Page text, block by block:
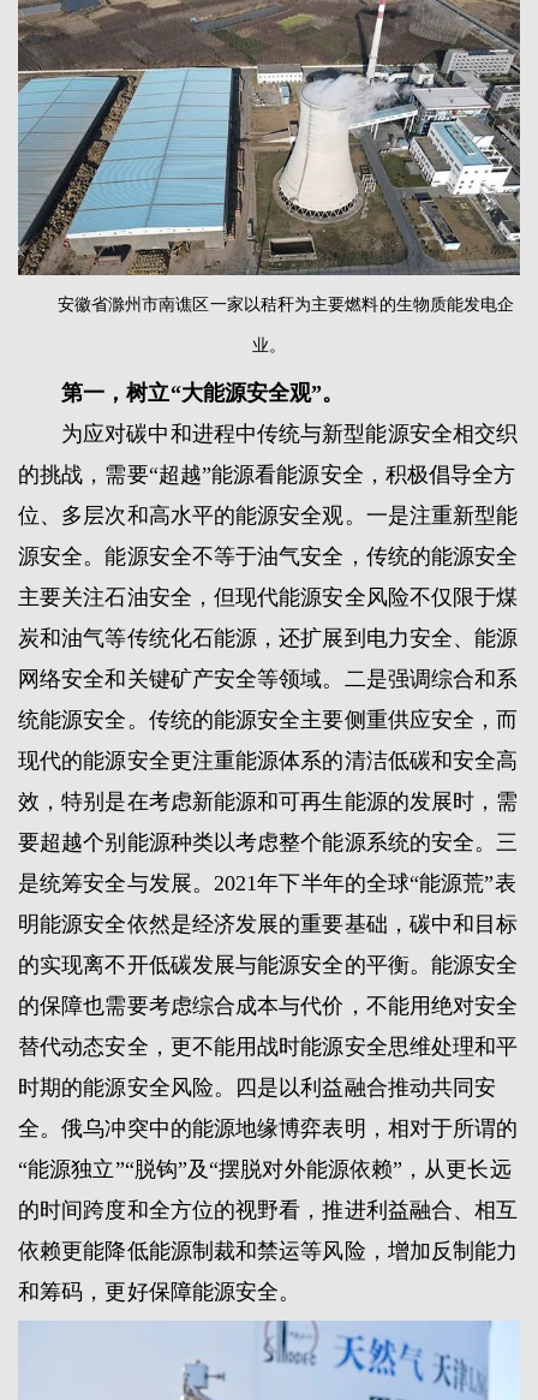
安徽省滁州市南谯区一家以秸秆为主要燃料的生物质能发电企
业。
第一，树立“大能源安全观”。
为应对碳中和进程中传统与新型能源安全相交织
的挑战，需要“超越”能源看能源安全，积极倡导全方
位、多层次和高水平的能源安全观。一是注重新型能
源安全。能源安全不等于油气安全，传统的能源安全
主要关注石油安全，但现代能源安全风险不仅限于煤
炭和油气等传统化石能源，还扩展到电力安全、能源
网络安全和关键矿产安全等领域。二是强调综合和系
统能源安全。传统的能源安全主要侧重供应安全，而
现代的能源安全更注重能源体系的清洁低碳和安全高
效，特别是在考虑新能源和可再生能源的发展时，需
要超越个别能源种类以考虑整个能源系统的安全。三
是统筹安全与发展。2021年下半年的全球“能源荒”表
明能源安全依然是经济发展的重要基础，碳中和目标
的实现离不开低碳发展与能源安全的平衡。能源安全
的保障也需要考虑综合成本与代价，不能用绝对安全
替代动态安全，更不能用战时能源安全思维处理和平
时期的能源安全风险。四是以利益融合推动共同安
全。俄乌冲突中的能源地缘博弈表明，相对于所谓的
“能源独立”“脱钩”及“摆脱对外能源依赖”，从更长远
的时间跨度和全方位的视野看，推进利益融合、相互
依赖更能降低能源制裁和禁运等风险，增加反制能力
和筹码，更好保障能源安全。